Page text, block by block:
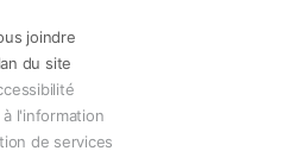
joindre
du site
à l'information
de services